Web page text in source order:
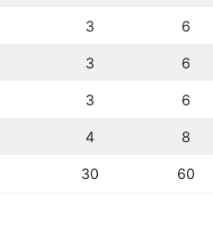
3 6
3 6
3 6
4 8
30 60